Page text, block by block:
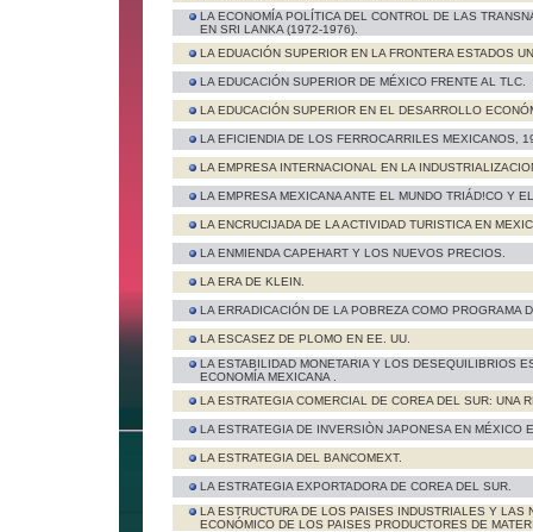
LA ECONOMÍA POLÍTICA DEL CONTROL DE LAS
EN SRI LANKA (1972-1976).
LA EDUACIÓN SUPERIOR EN LA FRONTERA ESTADOS
LA EDUCACIÓN SUPERIOR DE MÉXICO FRENTE AL TLC.
LA EDUCACIÓN SUPERIOR EN EL DESARROLLO
LA EFICIENDIA DE LOS FERROCARRILES MEXICANOS,
LA EMPRESA INTERNACIONAL EN LA
LA EMPRESA MEXICANA ANTE EL MUNDO TRIÁD!CO Y
LA ENCRUCIJADA DE LA ACTIVIDAD TURISTICA EN
LA ENMIENDA CAPEHART Y LOS NUEVOS PRECIOS.
LA ERA DE KLEIN.
LA ERRADICACIÓN DE LA POBREZA COMO PROGRAMA
LA ESCASEZ DE PLOMO EN EE. UU.
LA ESTABILIDAD MONETARIA Y LOS DESEQUILIBRIOS
ECONOMÍA MEXICANA .
LA ESTRATEGIA COMERCIAL DE COREA DEL SUR: UNA
LA ESTRATEGIA DE INVERSIÒN JAPONESA EN MÉXICO
LA ESTRATEGIA DEL BANCOMEXT.
LA ESTRATEGIA EXPORTADORA DE COREA DEL SUR.
LA ESTRUCTURA DE LOS PAISES INDUSTRIALES Y LAS
ECONÓMICO DE LOS PAISES PRODUCTORES DE